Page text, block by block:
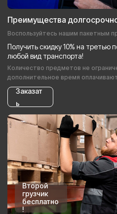
Преимущества
Воспользуйтесь нашим пакетным
Получить скидку 10% на третью
любой вид транспорта!
Количество предметов не
дополнительное время
Заказат
ь
Второй
грузчик
бесплатно
!